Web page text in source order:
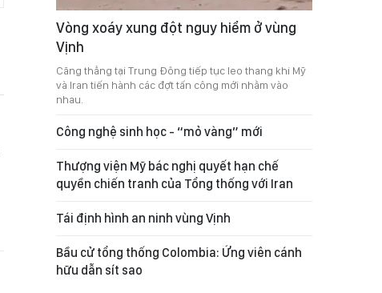
Vòng xoáy xung đột nguy hiểm ở vùng
Vịnh
Căng thẳng tại Trung Đông tiếp tục leo thang khi Mỹ
và Iran tiến hành các đợt tấn công mới nhằm vào
nhau.
Công nghệ sinh học - “mỏ vàng” mới
Thượng viện Mỹ bác nghị quyết hạn chế
quyền chiến tranh của Tổng thống với Iran
Tái định hình an ninh vùng Vịnh
Bầu cử tổng thống Colombia: Ứng viên cánh
hữu dẫn sít sao